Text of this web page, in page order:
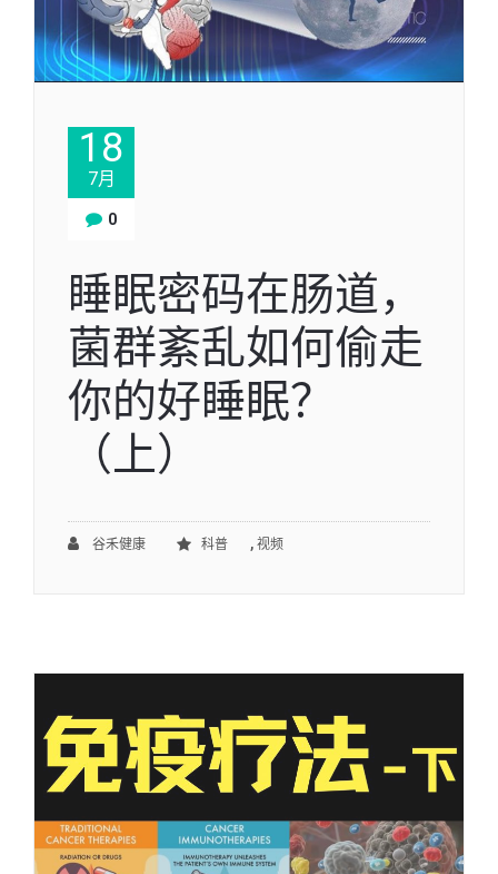
18
7月
0
睡眠密码在肠道，
菌群紊乱如何偷走
你的好睡眠？
（上）
谷禾健康 科普 , 视频